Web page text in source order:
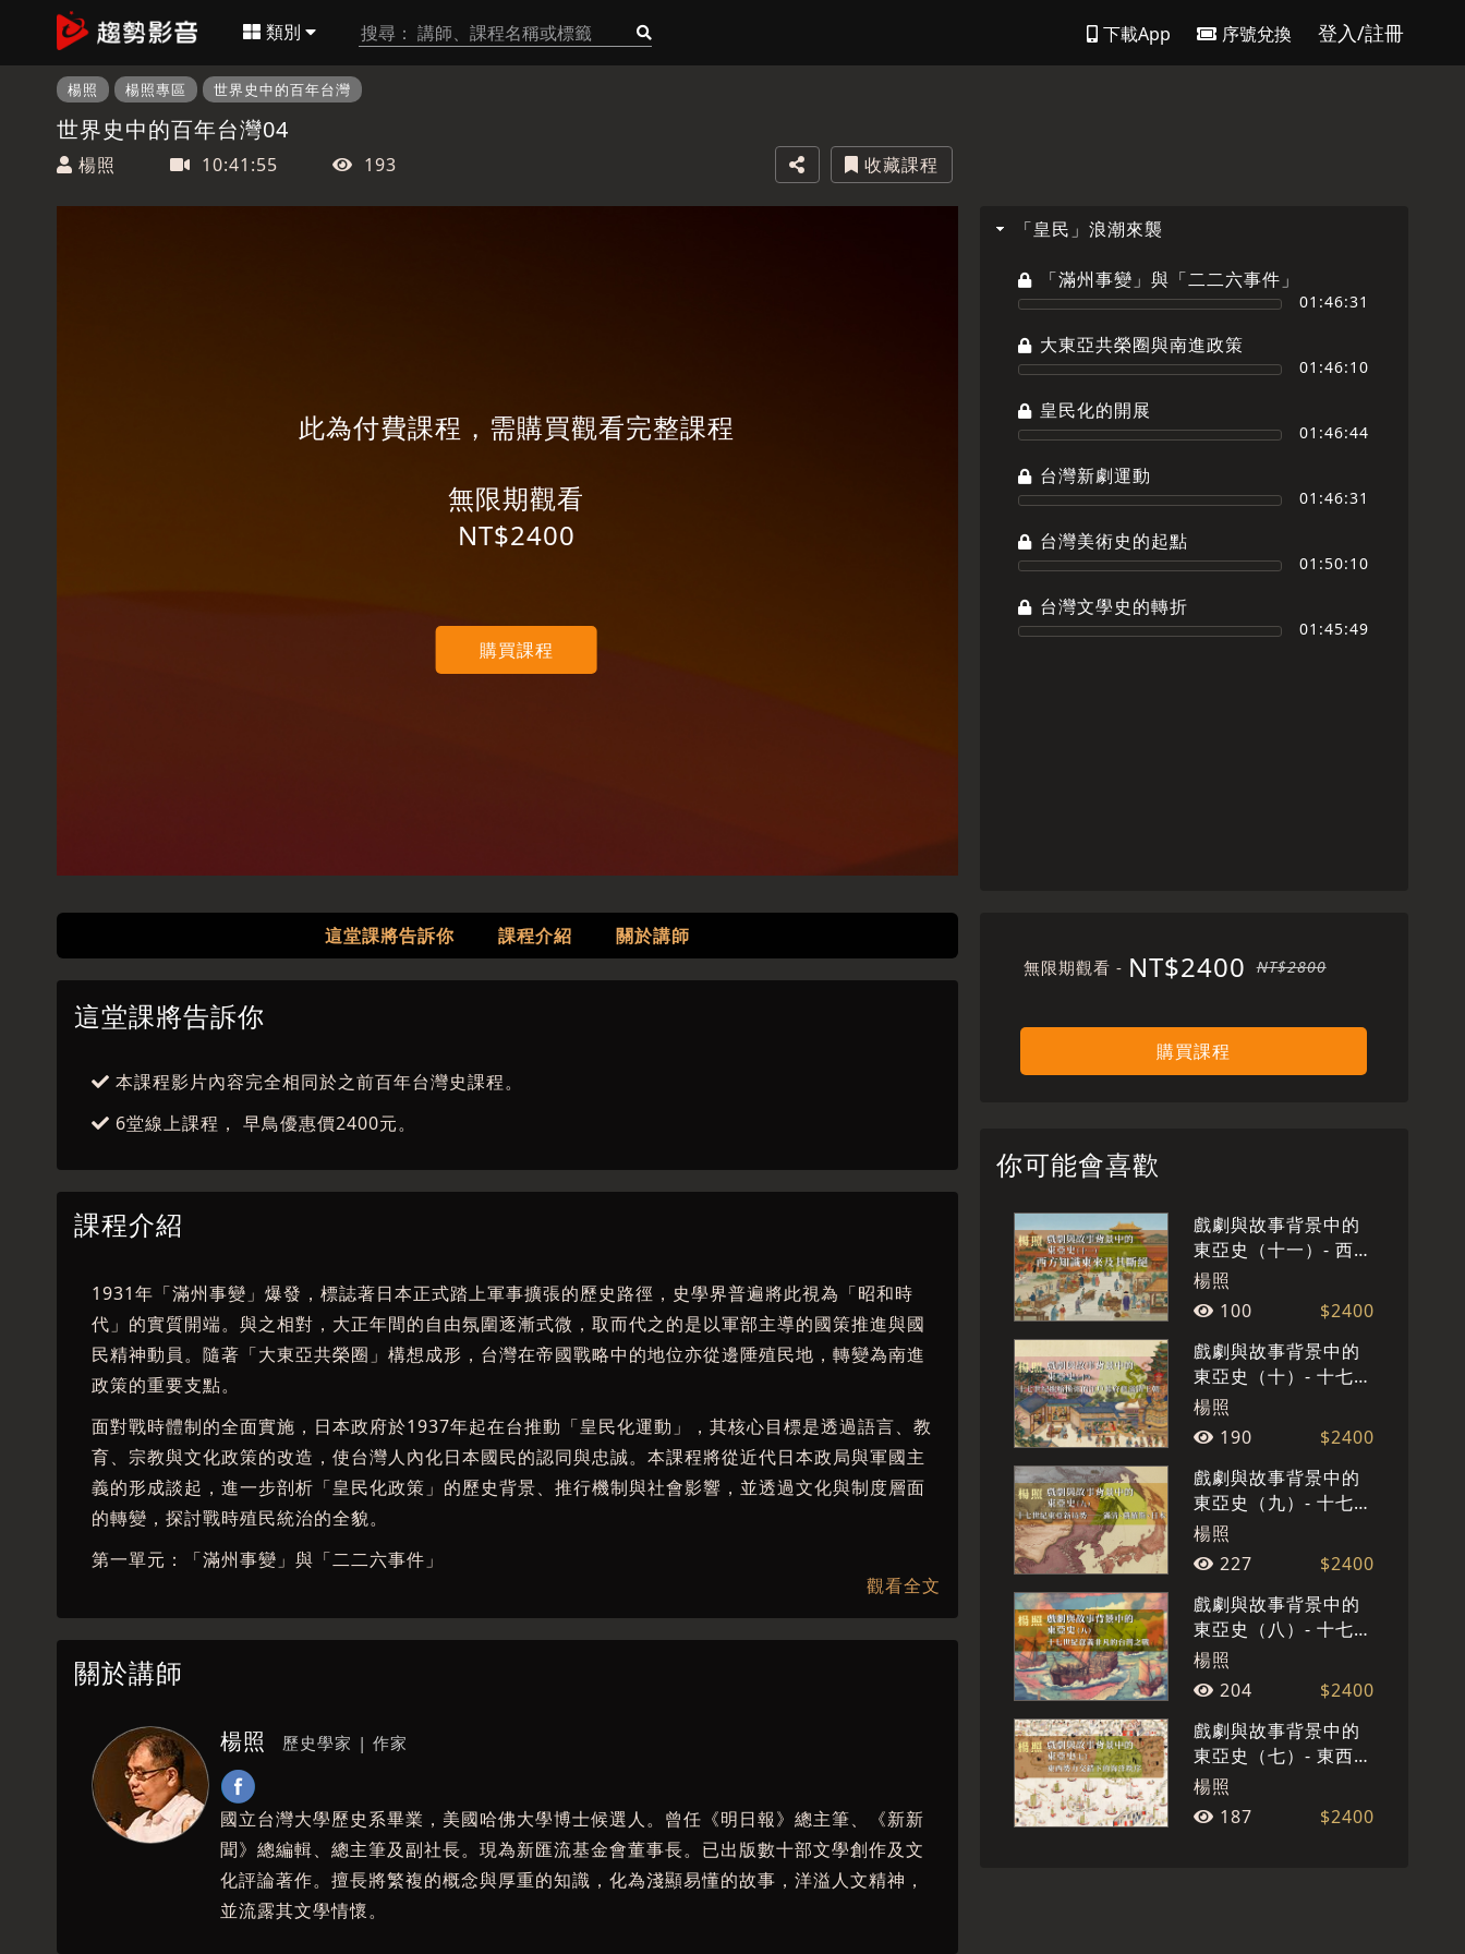
類別 下載App 序號兌換 登入/註冊
楊照 楊照專區 世界史中的百年台灣
世界史中的百年台灣04
楊照 10:41:55 193 收藏課程
此為付費課程，需購買觀看完整課程
無限期觀看
NT$2400
購買課程
「皇民」浪潮來襲
「滿州事變」與「二二六事件」
01:46:31
大東亞共榮圈與南進政策
01:46:10
皇民化的開展
01:46:44
台灣新劇運動
01:46:31
台灣美術史的起點
01:50:10
台灣文學史的轉折
01:45:49
這堂課將告訴你 課程介紹 關於講師
這堂課將告訴你
本課程影片內容完全相同於之前百年台灣史課程。
6堂線上課程， 早鳥優惠價2400元。
課程介紹
1931年「滿州事變」爆發，標誌著日本正式踏上軍事擴張的歷史路徑，史學界普遍將此視為「昭和時
代」的實質開端。與之相對，大正年間的自由氛圍逐漸式微，取而代之的是以軍部主導的國策推進與國
民精神動員。隨著「大東亞共榮圈」構想成形，台灣在帝國戰略中的地位亦從邊陲殖民地，轉變為南進
政策的重要支點。
面對戰時體制的全面實施，日本政府於1937年起在台推動「皇民化運動」，其核心目標是透過語言、教
育、宗教與文化政策的改造，使台灣人內化日本國民的認同與忠誠。本課程將從近代日本政局與軍國主
義的形成談起，進一步剖析「皇民化政策」的歷史背景、推行機制與社會影響，並透過文化與制度層面
的轉變，探討戰時殖民統治的全貌。
第一單元：「滿州事變」與「二二六事件」
檢視1930年代初期日本國內政治局勢的變動，分析「滿州事變」對內外政策的影響，以及「二二六事
第二單元：大東亞共榮圈與南進政策
事、經濟與物資輸送等層面的再配置。
第三單元：皇民化的開展
詳細說明皇民化政策自1937年後在台灣的實施內容，包括改姓名、日語推行、國語家庭運動、宗教統合
（神社參拜）等，並分析其政策效果與民間反應。
第四單元：台灣新劇運動
觀看全文
關於講師
楊照 歷史學家 | 作家
國立台灣大學歷史系畢業，美國哈佛大學博士候選人。曾任《明日報》總主筆、《新新
聞》總編輯、總主筆及副社長。現為新匯流基金會董事長。已出版數十部文學創作及文
化評論著作。擅長將繁複的概念與厚重的知識，化為淺顯易懂的故事，洋溢人文精神，
並流露其文學情懷。
無限期觀看 - NT$2400 NT$2800
購買課程
你可能會喜歡
戲劇與故事背景中的
東亞史（十一）- 西方
知識東來及其斷絕
楊照
100
$2400
戲劇與故事背景中的
東亞史（十）- 十七世
紀脫胎換骨的江戶幕
府與滿清王朝
楊照
190
$2400
戲劇與故事背景中的
東亞史（九）- 十七世
紀東亞新局勢──滿
清、俄羅斯、日本
楊照
227
$2400
戲劇與故事背景中的
東亞史（八）- 十七世
紀意義非凡的台灣之
戰
楊照
204
$2400
戲劇與故事背景中的
東亞史（七）- 東西勢
力交錯下的海洋秩序
楊照
187
$2400